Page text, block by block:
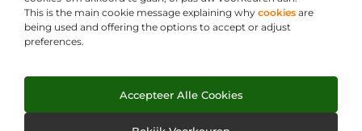
This is the main cookie message explaining why cookies are
being used and offering the options to accept or adjust
preferences.
Accepteer Alle Cookies
Website index Cookiebeleid (EU)
@2025 www.weekjesafari.nl. All Right Reserved.